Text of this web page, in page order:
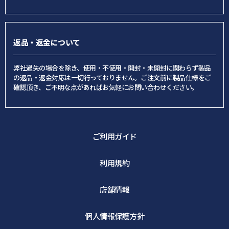
返品・返金について
弊社過失の場合を除き、使用・不使用・開封・未開封に関わらず製品
の返品・返金対応は一切行っておりません。ご注文前に製品仕様をご
確認頂き、ご不明な点があればお気軽にお問い合わせください。
ご利用ガイド
利用規約
店舗情報
個人情報保護方針